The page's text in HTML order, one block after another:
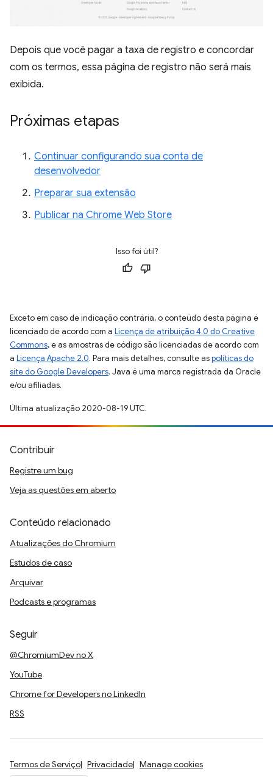
Depois que você pagar a taxa de registro e concordar
com os termos, essa página de registro não será mais
exibida.
Próximas etapas
Continuar configurando sua conta de
desenvolvedor
Preparar sua extensão
Publicar na Chrome Web Store
Isso foi útil?
Exceto em caso de indicação contrária, o conteúdo desta página é
licenciado de acordo com a Licença de atribuição 4.0 do Creative
Commons, e as amostras de código são licenciadas de acordo com
a Licença Apache 2.0. Para mais detalhes, consulte aspolíticas do
site do Google Developers. Java é uma marca registrada da Oracle
e/ou afiliadas.
Última atualização 2020-08-19 UTC.
Contribuir
Registre um bug
Veja as questões em aberto
Conteúdo relacionado
Atualizações do Chromium
Estudos de caso
Arquivar
Podcasts e programas
Seguir
@ChromiumDev no X
YouTube
Chrome for Developers no LinkedIn
RSS
Termos de Serviço Privacidade Manage cookies